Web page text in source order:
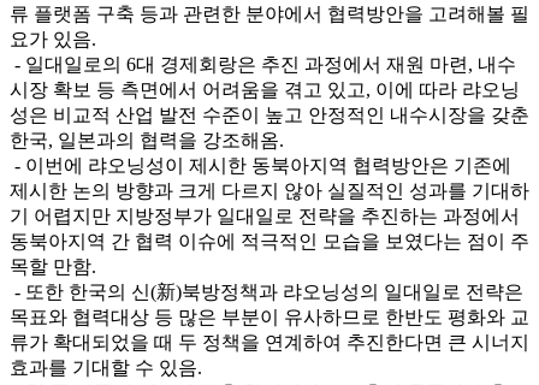
류 플랫폼 구축 등과 관련한 분야에서 협력방안을 고려해볼 필
요가 있음.
- 일대일로의 6대 경제회랑은 추진 과정에서 재원 마련, 내수
시장 확보 등 측면에서 어려움을 겪고 있고, 이에 따라 랴오닝
성은 비교적 산업 발전 수준이 높고 안정적인 내수시장을 갖춘
한국, 일본과의 협력을 강조해옴.
- 이번에 랴오닝성이 제시한 동북아지역 협력방안은 기존에
제시한 논의 방향과 크게 다르지 않아 실질적인 성과를 기대하
기 어렵지만 지방정부가 일대일로 전략을 추진하는 과정에서
동북아지역 간 협력 이슈에 적극적인 모습을 보였다는 점이 주
목할 만함.
- 또한 한국의 신(新)북방정책과 랴오닝성의 일대일로 전략은
목표와 협력대상 등 많은 부분이 유사하므로 한반도 평화와 교
류가 확대되었을 때 두 정책을 연계하여 추진한다면 큰 시너지
효과를 기대할 수 있음.